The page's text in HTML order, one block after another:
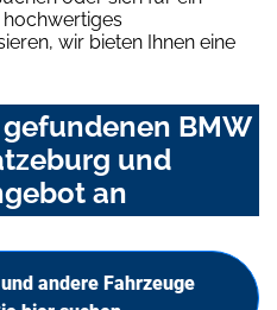
wir bieten Ihnen eine
BMW
und
an
andere Fahrzeuge